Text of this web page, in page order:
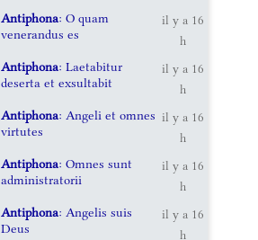
Antiphona: O quam
venerandus es
il y a 16
h
Antiphona: Laetabitur
deserta et exsultabit
il y a 16
h
Antiphona: Angeli et omnes
virtutes
il y a 16
h
Antiphona: Omnes sunt
administratorii
il y a 16
h
Antiphona: Angelis suis
Deus
il y a 16
h